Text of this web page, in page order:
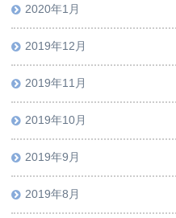
2020年1月
2019年12月
2019年11月
2019年10月
2019年9月
2019年8月